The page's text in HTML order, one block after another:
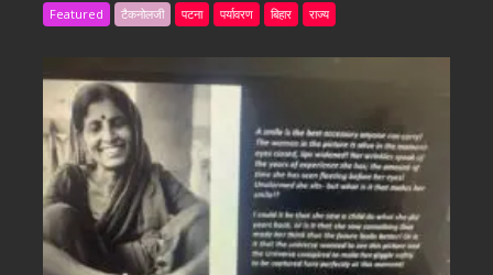
Featured टैकनोलजी पटना पर्यावरण बिहार राज्य